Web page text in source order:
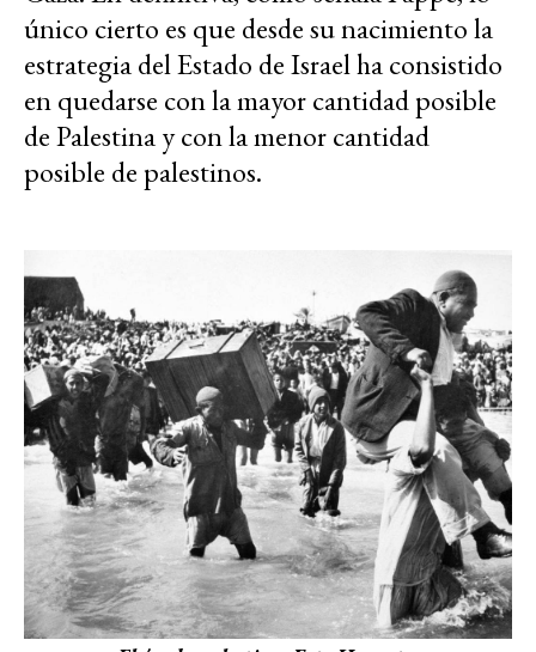
único cierto es que desde su nacimiento la
estrategia del Estado de Israel ha consistido
en quedarse con la mayor cantidad posible
de Palestina y con la menor cantidad
posible de palestinos.